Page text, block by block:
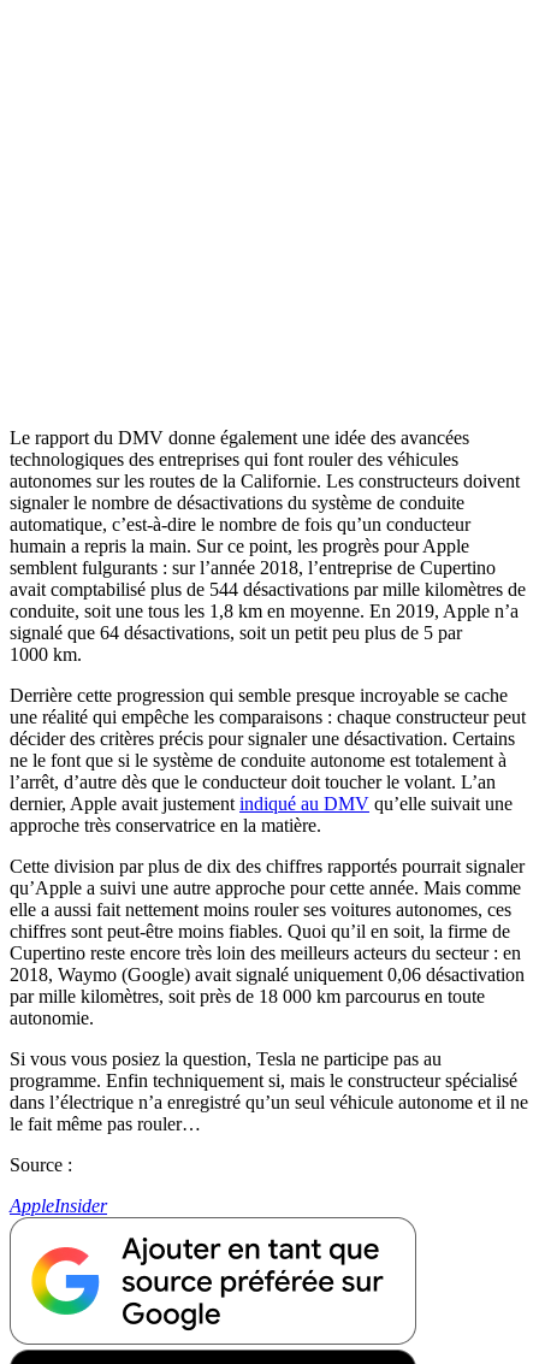
Le rapport du DMV donne également une idée des avancées
technologiques des entreprises qui font rouler des véhicules
autonomes sur les routes de la Californie. Les constructeurs doivent
signaler le nombre de désactivations du système de conduite
automatique, c’est-à-dire le nombre de fois qu’un conducteur
humain a repris la main. Sur ce point, les progrès pour Apple
semblent fulgurants : sur l’année 2018, l’entreprise de Cupertino
avait comptabilisé plus de 544 désactivations par mille kilomètres de
conduite, soit une tous les 1,8 km en moyenne. En 2019, Apple n’a
signalé que 64 désactivations, soit un petit peu plus de 5 par
1000 km.
Derrière cette progression qui semble presque incroyable se cache
une réalité qui empêche les comparaisons : chaque constructeur peut
décider des critères précis pour signaler une désactivation. Certains
ne le font que si le système de conduite autonome est totalement à
l’arrêt, d’autre dès que le conducteur doit toucher le volant. L’an
dernier, Apple avait justement indiqué au DMV qu’elle suivait une
approche très conservatrice en la matière.
Cette division par plus de dix des chiffres rapportés pourrait signaler
qu’Apple a suivi une autre approche pour cette année. Mais comme
elle a aussi fait nettement moins rouler ses voitures autonomes, ces
chiffres sont peut-être moins fiables. Quoi qu’il en soit, la firme de
Cupertino reste encore très loin des meilleurs acteurs du secteur : en
2018, Waymo (Google) avait signalé uniquement 0,06 désactivation
par mille kilomètres, soit près de 18 000 km parcourus en toute
autonomie.
Si vous vous posiez la question, Tesla ne participe pas au
programme. Enfin techniquement si, mais le constructeur spécialisé
dans l’électrique n’a enregistré qu’un seul véhicule autonome et il ne
le fait même pas rouler…
Source :
AppleInsider